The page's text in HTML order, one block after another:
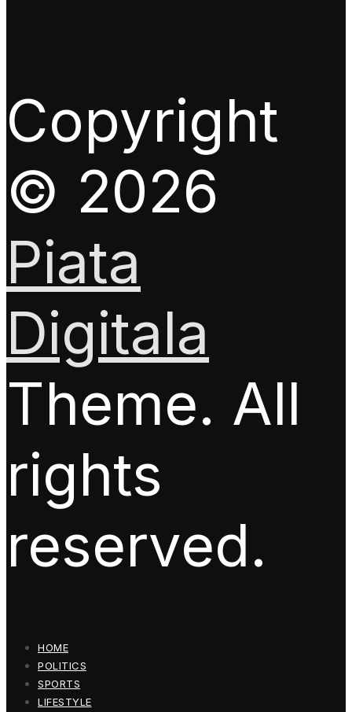
Copyright
© 2026
Piata
Digitala
Theme. All
rights
reserved.
HOME
POLITICS
SPORTS
LIFESTYLE